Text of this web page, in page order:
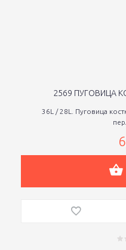
2569 ПУГОВИЦА
36L / 28L. Пуговица